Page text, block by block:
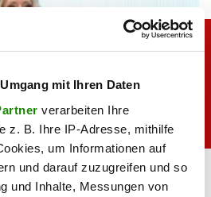
mit Ihren Daten
verarbeiten Ihre
z. B. Ihre IP-Adresse, mithilfe
um Informationen auf
und darauf zuzugreifen und so
und Inhalte, Messungen von
auf Instagram: „Komm nie